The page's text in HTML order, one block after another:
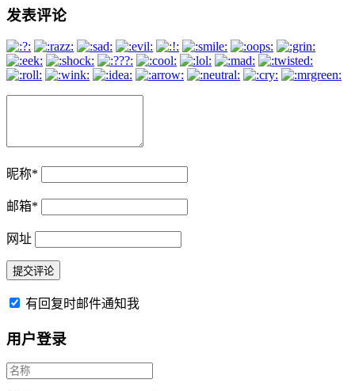
发表评论
昵称*
邮箱*
网址
有回复时邮件通知我
用户登录